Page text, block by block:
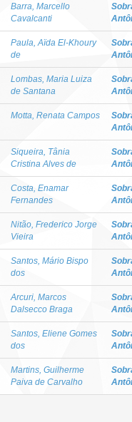
Barra, Marcello
Cavalcanti
Paula, Aïda El-Khoury
de
Lombas, Maria Luiza
de Santana
Motta, Renata Campos
Siqueira, Tânia
Cristina Alves de
Costa, Enamar
Fernandes
Nitão, Frederico Jorge
Vieira
Santos, Mário Bispo
dos
Arcuri, Marcos
Dalsecco Braga
Santos, Eliene Gomes
dos
Martins, Guilherme
Paiva de Carvalho